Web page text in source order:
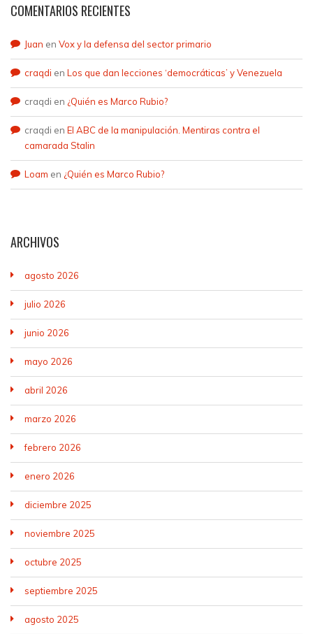
COMENTARIOS RECIENTES
Juan en Vox y la defensa del sector primario
craqdi en Los que dan lecciones ‘democráticas’ y Venezuela
craqdi en ¿Quién es Marco Rubio?
craqdi en El ABC de la manipulación. Mentiras contra el
camarada Stalin
Loam en ¿Quién es Marco Rubio?
ARCHIVOS
agosto 2026
julio 2026
junio 2026
mayo 2026
abril 2026
marzo 2026
febrero 2026
enero 2026
diciembre 2025
noviembre 2025
octubre 2025
septiembre 2025
agosto 2025